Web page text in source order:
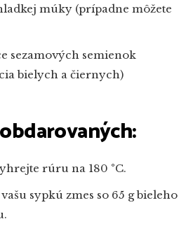
múky (prípadne môžete
sezamových semienok
bielych a čiernych)
rúru na 180 °C.
sypkú zmes so 65 g bieleho